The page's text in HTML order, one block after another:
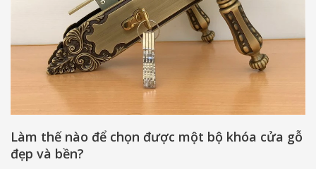
Làm thế nào để chọn được một bộ khóa cửa gỗ
đẹp và bền?